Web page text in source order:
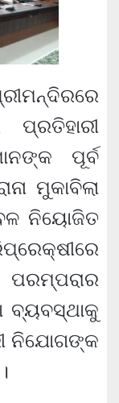
ପ୍ରତିହାରୀ
ପୂର୍ବ
ମୁକାବିଲା
ନିୟୋଜିତ
ବ୍ୟବସ୍ଥାକୁ
ନିଯୋଗଙ୍କ